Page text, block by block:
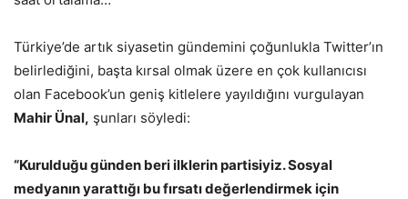
Türkiye’de artık siyasetin gündemini çoğunlukla Twitter’ın
belirlediğini, başta kırsal olmak üzere en çok kullanıcısı
olan Facebook’un geniş kitlelere yayıldığını vurgulayan
Mahir Ünal, şunları söyledi:
“Kurulduğu günden beri ilklerin partisiyiz. Sosyal
medyanın yarattığı bu fırsatı değerlendirmek için